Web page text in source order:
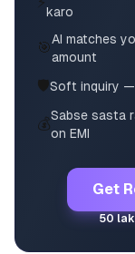
karo
🎯AI matches
amount
🛡️Soft inquiry —
💰Sabse sasta
on EMI
Get
50